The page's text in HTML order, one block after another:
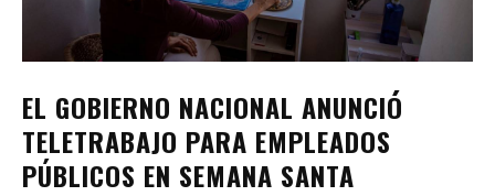
EL GOBIERNO NACIONAL ANUNCIÓ
TELETRABAJO PARA EMPLEADOS
PÚBLICOS EN SEMANA SANTA